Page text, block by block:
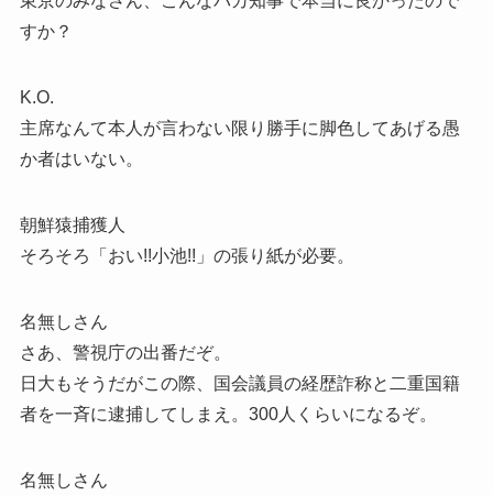
すか？
K.O.
主席なんて本人が言わない限り勝手に脚色してあげる愚
か者はいない。
朝鮮猿捕獲人
そろそろ「おい!!小池!!」の張り紙が必要。
名無しさん
さあ、警視庁の出番だぞ。
日大もそうだがこの際、国会議員の経歴詐称と二重国籍
者を一斉に逮捕してしまえ。300人くらいになるぞ。
名無しさん